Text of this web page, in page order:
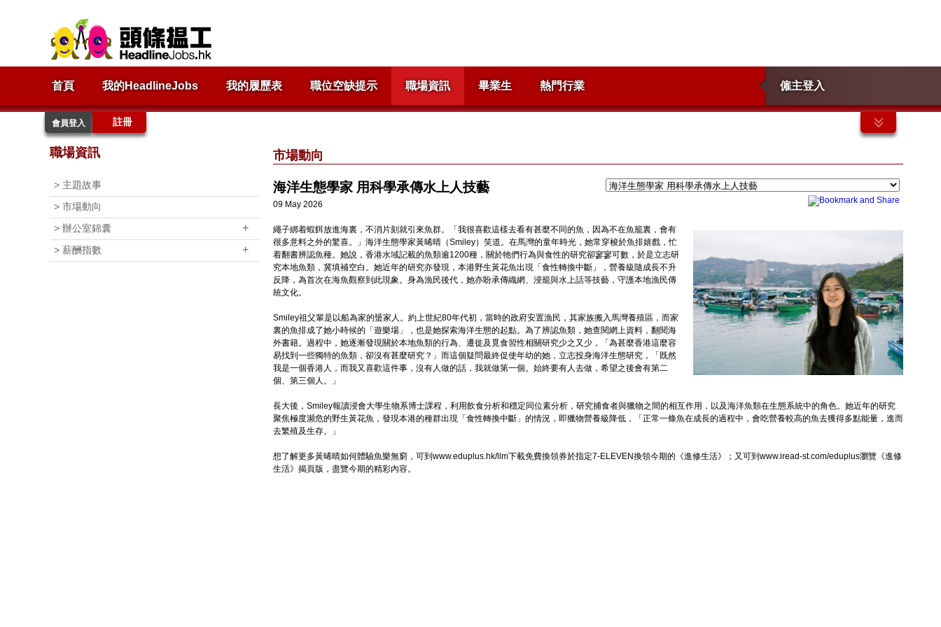
首頁 我的HeadlineJobs 我的履歷表 職位空缺提示 職場資訊 畢業生 僱主登入
熱門行業
會員登入 註冊
職場資訊
> 主題故事
> 市場動向
> 辦公室錦囊 +
> 薪酬指數 +
市場動向
海洋生態學家 用科學承傳水上人技藝
09 May 2026
繩子綁着蝦餌放進海裏，不消片刻就引來魚群。「我很喜歡這樣去看有甚麼不同的魚，因為不在魚籠裏，會有
很多意料之外的驚喜。」海洋生態學家黃晞晴（Smiley）笑道。在馬灣的童年時光，她常穿梭於魚排嬉戲，忙
着翻書辨認魚種。她說，香港水域記載的魚類逾1200種，關於牠們行為與食性的研究卻寥寥可數，於是立志研
究本地魚類，冀填補空白。她近年的研究亦發現，本港野生黃花魚出現「食性轉換中斷」，營養級隨成長不升
反降，為首次在海魚觀察到此現象。身為漁民後代，她亦盼承傳織網、浸籠與水上話等技藝，守護本地漁民傳
統文化。
Smiley祖父輩是以船為家的蜑家人。約上世紀80年代初，當時的政府安置漁民，其家族搬入馬灣養殖區，而家
裏的魚排成了她小時候的「遊樂場」，也是她探索海洋生態的起點。為了辨認魚類，她查閱網上資料，翻閱海
外書籍。過程中，她逐漸發現關於本地魚類的行為、遷徙及覓食習性相關研究少之又少，「為甚麼香港這麼容
易找到一些獨特的魚類，卻沒有甚麼研究？」而這個疑問最終促使年幼的她，立志投身海洋生態研究，「既然
我是一個香港人，而我又喜歡這件事，沒有人做的話，我就做第一個。始終要有人去做，希望之後會有第二
個、第三個人。」
長大後，Smiley報讀浸會大學生物系博士課程，利用飲食分析和穩定同位素分析，研究捕食者與獵物之間的相互作用，以及海洋魚類在生態系統中的角色。她近年的研究
聚焦極度瀕危的野生黃花魚，發現本港的種群出現「食性轉換中斷」的情況，即獵物營養級降低，「正常一條魚在成長的過程中，會吃營養較高的魚去獲得多點能量，進而
去繁殖及生存。」
想了解更多黃晞晴如何體驗魚樂無窮，可到www.eduplus.hk/llm下載免費換領券於指定7-ELEVEN換領今期的《進修生活》；又可到www.iread-st.com/eduplus瀏覽《進修
生活》揭頁版，盡覽今期的精彩內容。